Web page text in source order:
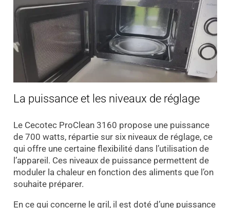
La puissance et les niveaux de réglage
Le Cecotec ProClean 3160 propose une puissance
de 700 watts, répartie sur six niveaux de réglage, ce
qui offre une certaine flexibilité dans l’utilisation de
l’appareil. Ces niveaux de puissance permettent de
moduler la chaleur en fonction des aliments que l’on
souhaite préparer.
En ce qui concerne le gril, il est doté d’une puissance